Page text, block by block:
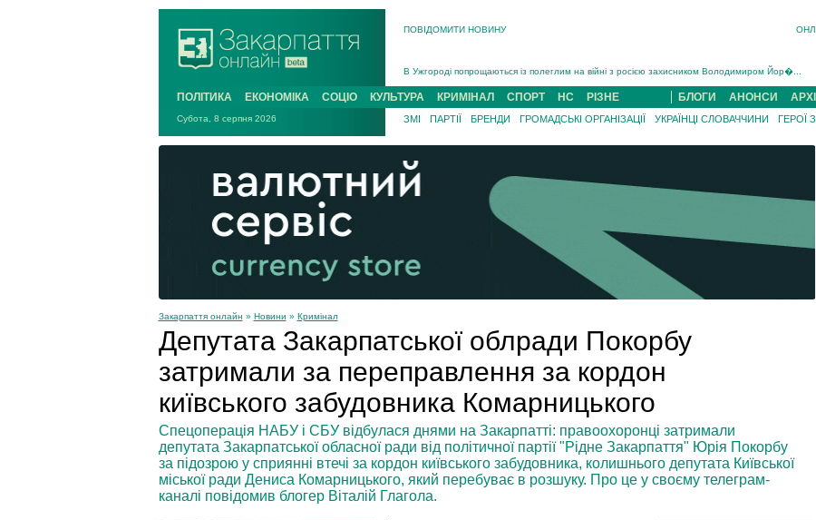
ПОВІДОМИТИ НОВИНУ
В Ужгороді попрощаються із полеглим на війні з росією захисником Володимиром Йор�...
В Ужгороді 5 серпня попрощаються із захисником Богданом Югасом, який два роки �...
Підтвердили загибель захисника із Нанкова на Хустщині Юліана Гербея (ФОТО)[/gree...
На війні з рф поліг військовий з Виноградова Ігнат Роздяловський (ФОТО)...
На Хустщині внаслідок ДТП за участі трьох авто постраждали 13 людей (ФОТО)...
Інструктора районного ТЦК на Закарпатті судитимуть за обвинувачен...
ПОЛІТИКА ЕКОНОМІКА СОЦІО КУЛЬТУРА КРИМІНАЛ СПОРТ НС РІЗНЕ БЛОГИ АНОНСИ
Субота, 8 серпня 2026 ЗМІ ПАРТІЇ БРЕНДИ ГРОМАДСЬКІ ОРГАНІЗАЦІЇ УКРАЇНЦІ СЛОВАЧЧИНИ ГЕРОЇ
Закарпаття онлайн » Новини » Кримінал
Депутата Закарпатської облради Покорбу
затримали за переправлення за кордон
київського забудовника Комарницького
Спецоперація НАБУ і СБУ відбулася днями на Закарпатті: правоохоронці затримали
депутата Закарпатської обласної ради від політичної партії "Рідне Закарпаття" Юрія Покорбу
за підозрою у сприянні втечі за кордон київського забудовника, колишнього депутата Київської
міської ради Дениса Комарницького, який перебуває в розшуку. Про це у своєму телеграм-
каналі повідомив блогер Віталій Глагола.